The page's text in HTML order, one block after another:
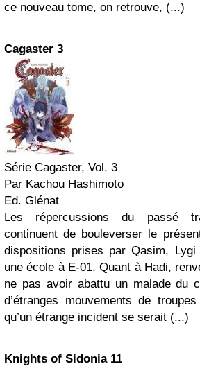
ce nouveau tome, on retrouve, (...)
Cagaster 3
Série Cagaster, Vol. 3
Par Kachou Hashimoto
Ed. Glénat
Les répercussions du passé
continuent de bouleverser le
dispositions prises par Qasim, Lygi
une école à E-01. Quant à Hadi,
ne pas avoir abattu un malade du
d’étranges mouvements de
qu’un étrange incident se serait (...)
Knights of Sidonia 11